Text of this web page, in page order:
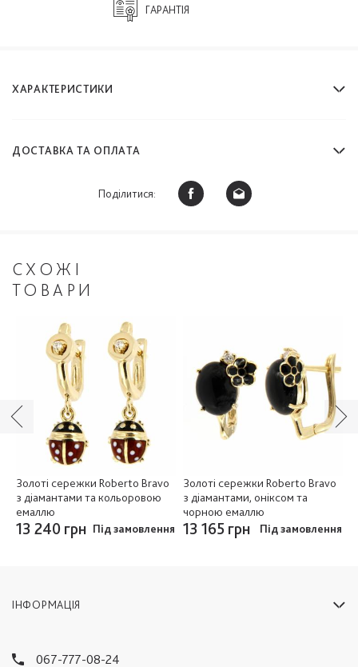
ГАРАНТІЯ
ХАРАКТЕРИСТИКИ
ДОСТАВКА ТА ОПЛАТА
Поділитися:
СХОЖІ
ТОВАРИ
Золоті сережки Roberto Bravo
з діамантами та кольоровою
емаллю
13 240 грн Під замовлення
Золоті сережки Roberto Bravo
з діамантами, оніксом та
чорною емаллю
13 165 грн Під замовлення
ІНФОРМАЦІЯ
067-777-08-24